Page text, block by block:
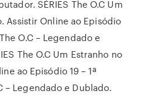
SÉRIES The O.C Um
Assistir Online ao Episódio
O.C – Legendado e
The O.C Um Estranho no
ao Episódio 19 – 1ª
– Legendado e Dublado.